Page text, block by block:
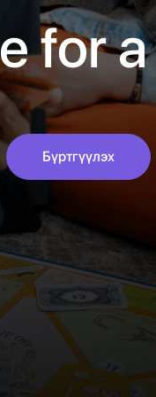
for
Бүртгүүлэх